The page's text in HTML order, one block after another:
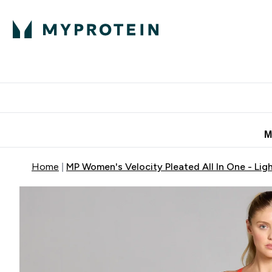
Home MP Women's Velocity Pleated All In One -